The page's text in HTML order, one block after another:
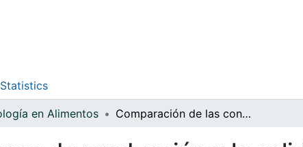
Statistics
en Alimentos Comparación de las condiciones de producción y la calidad microbiológica, fisicoquímica y sensorial de huevos provenientes de gallinas de pastoreo y de gallinas confinadas en sistema convencional